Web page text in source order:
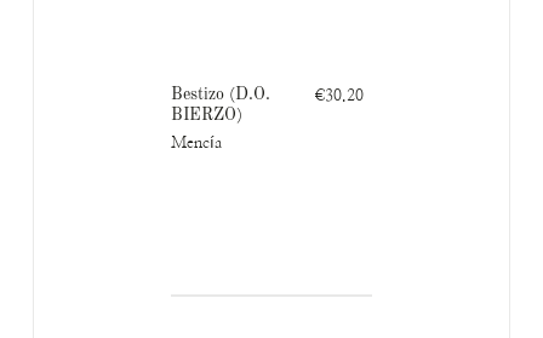
Bestizo (D.O.
BIERZO)
Mencía
€30.20